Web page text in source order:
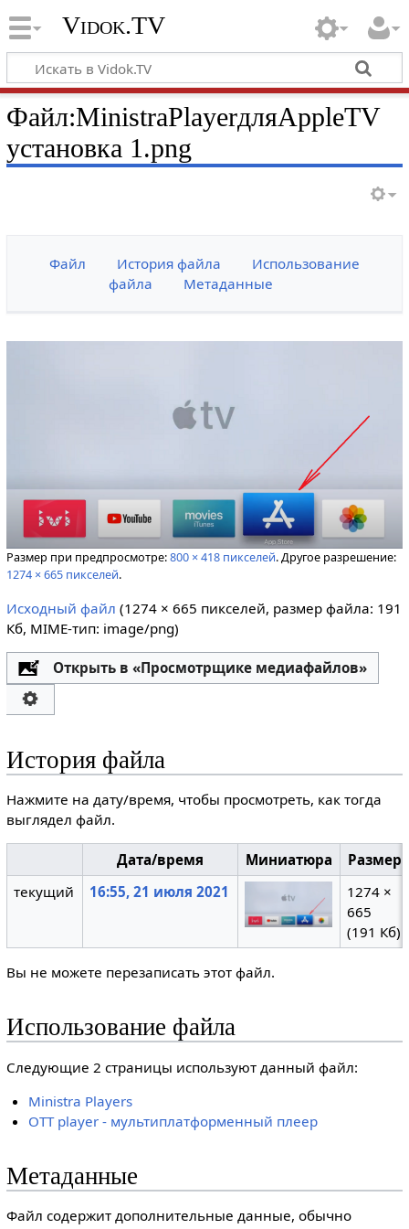
Vidok.TV
Файл:MinistraPlayerдляAppleTV
установка 1.png
Файл История файла
Использование
файла
Метаданные
Размер при предпросмотре:800 × 418 пикселей.Другое разрешение:
1274 × 665 пикселей.
Исходный файл (1274 × 665 пикселей, размер файла: 191
Кб, MIME-тип: image/png)
Открыть в «Просмотрщике медиафайлов»
История файла
Нажмите на дату/время, чтобы просмотреть, как тогда
выглядел файл.
Дата/время Миниатюра
текущий
16:55, 21 июля 2021
1274 ×
665
(191 Кб)
Вы не можете перезаписать этот файл.
Использование файла
Следующие 2 страницы используют данный файл:
Ministra Players
OTT player - мультиплатформенный плеер
Метаданные
Файл содержит дополнительные данные, обычно